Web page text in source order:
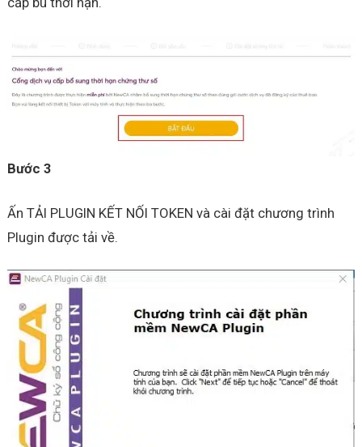
Bước 3
Ấn TẢI PLUGIN KẾT NỐI TOKEN và cài đặt chương trình
Plugin được tải về.